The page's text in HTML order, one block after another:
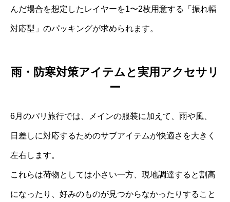
んだ場合を想定したレイヤーを1〜2枚用意する「振れ幅
対応型」のパッキングが求められます。
雨・防寒対策アイテムと実用アクセサリ
ー
6月のパリ旅行では、メインの服装に加えて、雨や風、
日差しに対応するためのサブアイテムが快適さを大きく
左右します。
これらは荷物としては小さい一方、現地調達すると割高
になったり、好みのものが見つからなかったりすること